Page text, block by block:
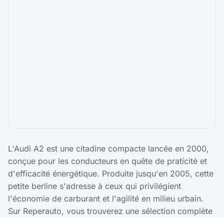
L'Audi A2 est une citadine compacte lancée en 2000,
conçue pour les conducteurs en quête de praticité et
d'efficacité énergétique. Produite jusqu'en 2005, cette
petite berline s'adresse à ceux qui privilégient
l'économie de carburant et l'agilité en milieu urbain.
Sur Reperauto, vous trouverez une sélection complète